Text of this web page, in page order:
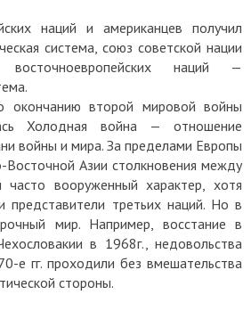
наций и американцев получил
система, союз советской нации
наций —
окончанию второй мировой войны
Холодная война — отношение
войны и мира. За пределами Европы
Азии столкновения между
часто вооруженный характер, хотя
представители третьих наций. Но в
мир. Например, восстание в
в 1968г., недовольства
е гг. проходили без вмешательства
стороны.